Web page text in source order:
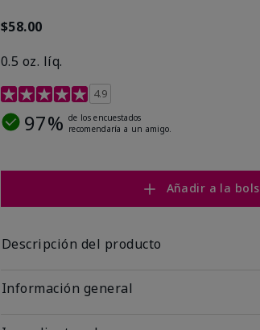
$58.00
0.5 oz. líq.
Calificación de clientes de 4,9 de 5
4.9
97% de los encuestados
recomendaría a un amigo.
Añadir a la
Descripción del producto
Información general